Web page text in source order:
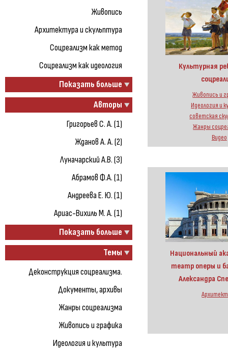
Живопись
Архитектура и скульптура
Соцреализм как метод
Соцреализм как идеология
Показать больше
Авторы
Григорьев С. А. (1)
Жданов А. А. (2)
Луначарский А.В. (3)
Абрамов Ф.А. (1)
Андреева Е. Ю. (1)
Ариас-Вихиль М. А. (1)
Показать больше
Темы
Деконструкция соцреализма.
Документы, архивы
Жанры соцреализма
Живопись и графика
Идеология и культура
Культурная
Живопись и
Идеология и
советская
Жанры
Видео
Национальный
театр оперы и
Александра